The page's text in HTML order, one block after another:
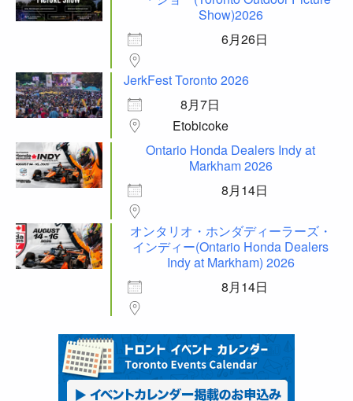
Show)2026
6月26日
JerkFest Toronto 2026
8月7日
Etobicoke
Ontario Honda Dealers Indy at
Markham 2026
8月14日
オンタリオ・ホンダディーラーズ・
インディー(Ontario Honda Dealers
Indy at Markham) 2026
8月14日